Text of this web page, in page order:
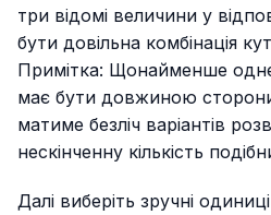
три відомі величини у
бути довільна комбінація
Примітка: Щонайменше
має бути довжиною
матиме безліч варіантів
нескінченну кількість
Далі виберіть зручні